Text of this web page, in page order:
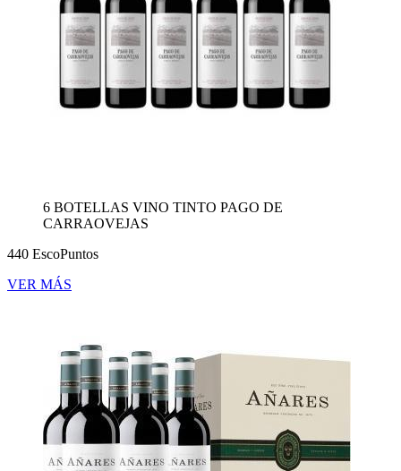
6 BOTELLAS VINO TINTO PAGO DE
CARRAOVEJAS
440 EscoPuntos
VER MÁS